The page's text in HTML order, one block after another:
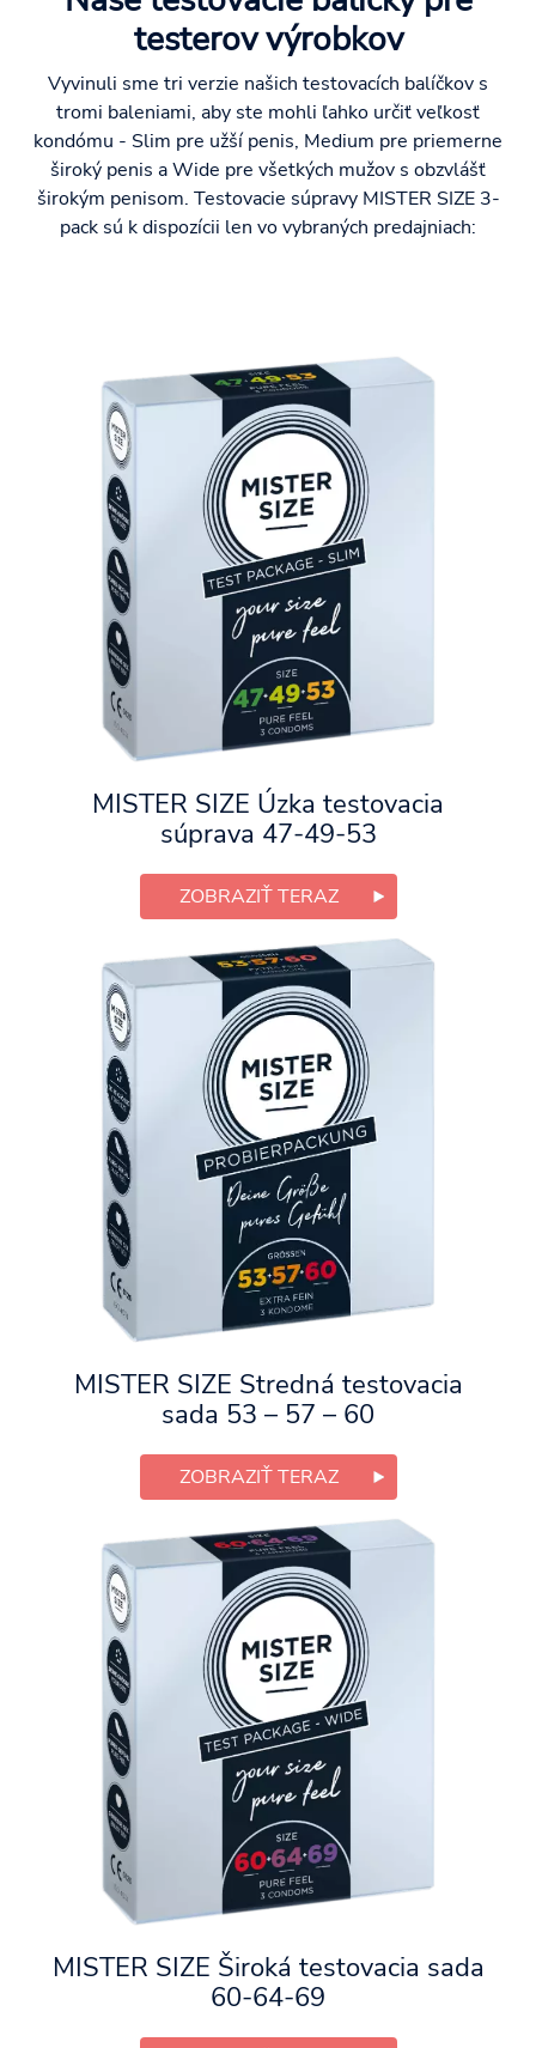
testerov výrobkov
Vyvinuli sme tri verzie našich testovacích balíčkov s
tromi baleniami, aby ste mohli ľahko určiť veľkosť
kondómu - Slim pre užší penis, Medium pre priemerne
široký penis a Wide pre všetkých mužov s obzvlášť
širokým penisom. Testovacie súpravy MISTER SIZE 3-
pack sú k dispozícii len vo vybraných predajniach:
MISTER SIZE Úzka testovacia
súprava 47-49-53
ZOBRAZIŤ TERAZ
MISTER SIZE Stredná testovacia
sada 53 – 57 – 60
ZOBRAZIŤ TERAZ
MISTER SIZE Široká testovacia sada
60-64-69